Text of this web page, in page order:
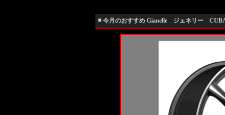
■ 今月のおすすめ Gianelle ジェネリー